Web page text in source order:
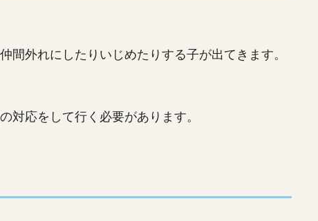
外れにしたりいじめたりする子が出てきます。
対応をして行く必要があります。